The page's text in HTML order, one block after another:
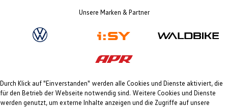
Unsere Marken & Partner
Durch Klick auf "Einverstanden" werden alle Cookies und Dienste aktiviert, die
für den Betrieb der Webseite notwendig sind. Weitere Cookies und Dienste
werden genutzt, um externe Inhalte anzeigen und die Zugriffe auf unsere